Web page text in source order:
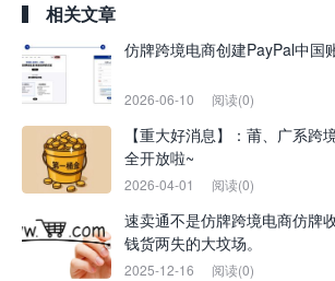
相关文章
仿牌跨境电商创建PayPal中国
2026-06-10 阅读(0)
【重大好消息】：莆、广系跨
全开放啦~
2026-04-01 阅读(0)
速卖通不是仿牌跨境电商仿牌
钱货两失的大坟场。
2025-12-16 阅读(0)